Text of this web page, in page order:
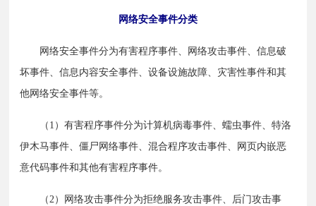
网络安全事件分类
网络安全事件分为有害程序事件、网络攻击事件、信息破
坏事件、信息内容安全事件、设备设施故障、灾害性事件和其
他网络安全事件等。
（1）有害程序事件分为计算机病毒事件、蠕虫事件、特洛
伊木马事件、僵尸网络事件、混合程序攻击事件、网页内嵌恶
意代码事件和其他有害程序事件。
（2）网络攻击事件分为拒绝服务攻击事件、后门攻击事